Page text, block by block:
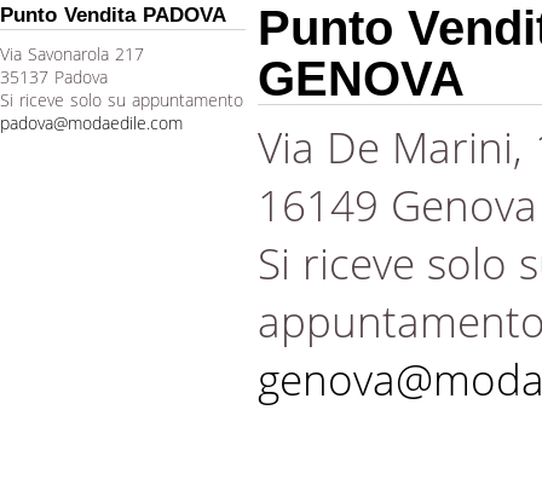
Punto Vendita PADOVA
Via Savonarola 217
35137 Padova
Si riceve solo su appuntamento
padova@modaedile.com
Punto
GENOVA
Via De Marini,
16149 Genova
Si riceve solo